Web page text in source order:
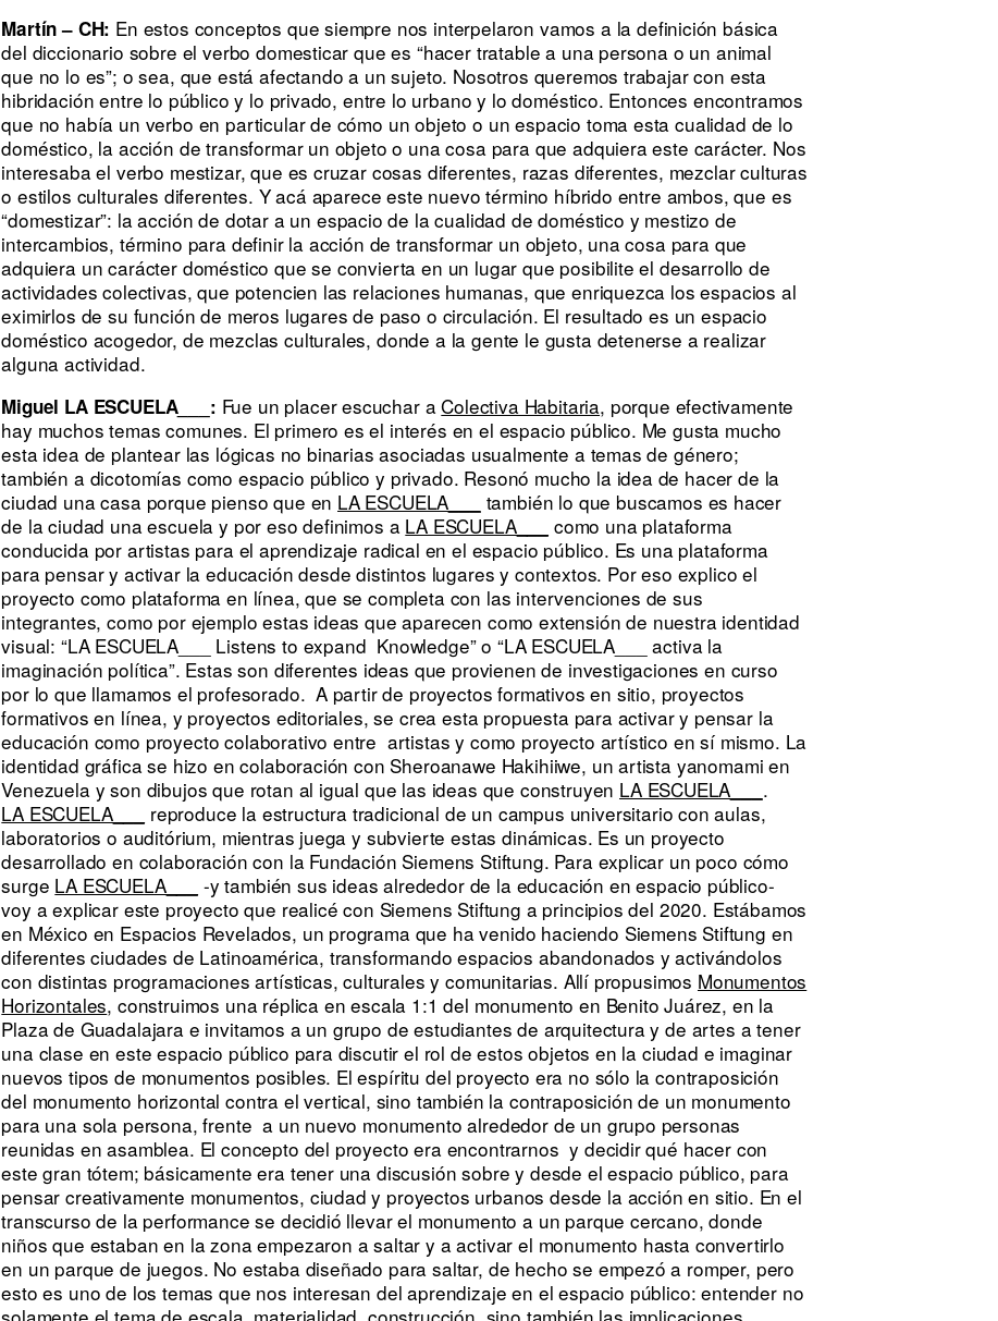
Martín – CH: En estos conceptos que siempre nos interpelaron vamos a la definición básica
del diccionario sobre el verbo domesticar que es “hacer tratable a una persona o un animal
que no lo es”; o sea, que está afectando a un sujeto. Nosotros queremos trabajar con esta
hibridación entre lo público y lo privado, entre lo urbano y lo doméstico. Entonces encontramos
que no había un verbo en particular de cómo un objeto o un espacio toma esta cualidad de lo
doméstico, la acción de transformar un objeto o una cosa para que adquiera este carácter. Nos
interesaba el verbo mestizar, que es cruzar cosas diferentes, razas diferentes, mezclar culturas
o estilos culturales diferentes. Y acá aparece este nuevo término híbrido entre ambos, que es
“domestizar”: la acción de dotar a un espacio de la cualidad de doméstico y mestizo de
intercambios, término para definir la acción de transformar un objeto, una cosa para que
adquiera un carácter doméstico que se convierta en un lugar que posibilite el desarrollo de
actividades colectivas, que potencien las relaciones humanas, que enriquezca los espacios al
eximirlos de su función de meros lugares de paso o circulación. El resultado es un espacio
doméstico acogedor, de mezclas culturales, donde a la gente le gusta detenerse a realizar
alguna actividad.
Miguel LA ESCUELA___: Fue un placer escuchar aColectiva Habitaria, porque efectivamente
hay muchos temas comunes. El primero es el interés en el espacio público. Me gusta mucho
esta idea de plantear las lógicas no binarias asociadas usualmente a temas de género;
también a dicotomías como espacio público y privado. Resonó mucho la idea de hacer de la
ciudad una casa porque pienso que en LA ESCUELA___
también lo que buscamos es hacer
de la ciudad una escuela y por eso definimos a LA ESCUELA___
como una plataforma
conducida por artistas para el aprendizaje radical en el espacio público. Es una plataforma
para pensar y activar la educación desde distintos lugares y contextos. Por eso explico el
proyecto como plataforma en línea, que se completa con las intervenciones de sus
integrantes, como por ejemplo estas ideas que aparecen como extensión de nuestra identidad
visual: “LA ESCUELA___ Listens to expand Knowledge” o “LA ESCUELA___ activa la
imaginación política”. Estas son diferentes ideas que provienen de investigaciones en curso
por lo que llamamos el profesorado. A partir de proyectos formativos en sitio, proyectos
formativos en línea, y proyectos editoriales, se crea esta propuesta para activar y pensar la
educación como proyecto colaborativo entre artistas y como proyecto artístico en sí mismo. La
identidad gráfica se hizo en colaboración con Sheroanawe Hakihiiwe, un artista yanomami en
Venezuela y son dibujos que rotan al igual que las ideas que construyen LA ESCUELA___ .
LA ESCUELA___
reproduce la estructura tradicional de un campus universitario con aulas,
laboratorios o auditórium, mientras juega y subvierte estas dinámicas. Es un proyecto
desarrollado en colaboración con la Fundación Siemens Stiftung. Para explicar un poco cómo
surge LA ESCUELA___
-y también sus ideas alrededor de la educación en espacio público-
voy a explicar este proyecto que realicé con Siemens Stiftung a principios del 2020. Estábamos
en México en Espacios Revelados, un programa que ha venido haciendo Siemens Stiftung en
diferentes ciudades de Latinoamérica, transformando espacios abandonados y activándolos
con distintas programaciones artísticas, culturales y comunitarias. Allí propusimos Monumentos
Horizontales, construimos una réplica en escala 1:1 del monumento en Benito Juárez, en la
Plaza de Guadalajara e invitamos a un grupo de estudiantes de arquitectura y de artes a tener
una clase en este espacio público para discutir el rol de estos objetos en la ciudad e imaginar
nuevos tipos de monumentos posibles. El espíritu del proyecto era no sólo la contraposición
del monumento horizontal contra el vertical, sino también la contraposición de un monumento
para una sola persona, frente a un nuevo monumento alrededor de un grupo personas
reunidas en asamblea. El concepto del proyecto era encontrarnos y decidir qué hacer con
este gran tótem; básicamente era tener una discusión sobre y desde el espacio público, para
pensar creativamente monumentos, ciudad y proyectos urbanos desde la acción en sitio. En el
transcurso de la performance se decidió llevar el monumento a un parque cercano, donde
niños que estaban en la zona empezaron a saltar y a activar el monumento hasta convertirlo
en un parque de juegos. No estaba diseñado para saltar, de hecho se empezó a romper, pero
esto es uno de los temas que nos interesan del aprendizaje en el espacio público: entender no